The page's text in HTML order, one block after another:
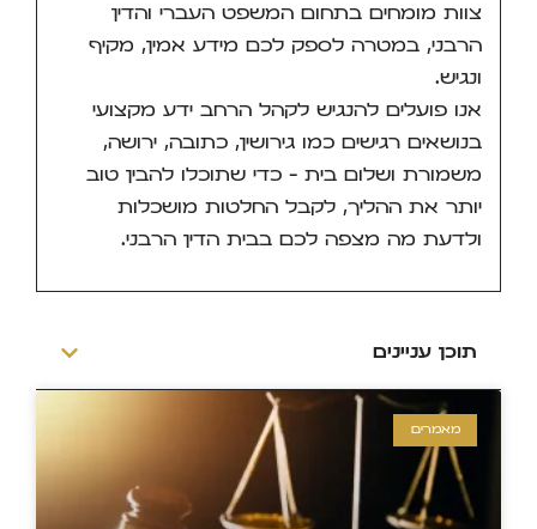
צוות מומחים בתחום המשפט העברי והדין
הרבני, במטרה לספק לכם מידע אמין, מקיף
ונגיש.
אנו פועלים להנגיש לקהל הרחב ידע מקצועי
בנושאים רגישים כמו גירושין, כתובה, ירושה,
משמורת ושלום בית – כדי שתוכלו להבין טוב
יותר את ההליך, לקבל החלטות מושכלות
ולדעת מה מצפה לכם בבית הדין הרבני.
תוכן עניינים
מאמרים